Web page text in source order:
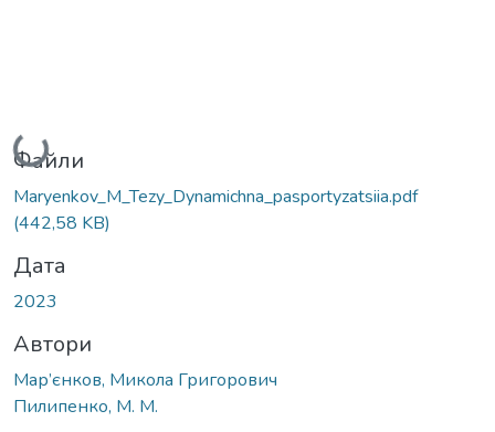
Вантажиться...
Файли
Maryenkov_M_Tezy_Dynamichna_pasportyzatsiia.pdf
(442,58 KB)
Дата
2023
Автори
Мар’єнков, Микола Григорович
Пилипенко, М. М.